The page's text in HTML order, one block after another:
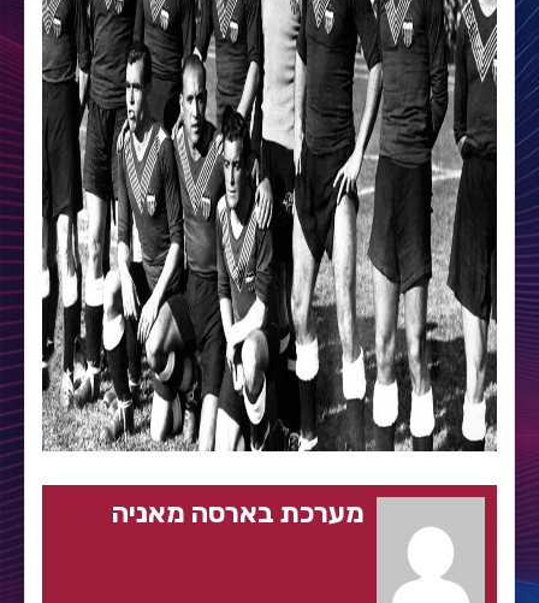
מערכת בארסה מאניה